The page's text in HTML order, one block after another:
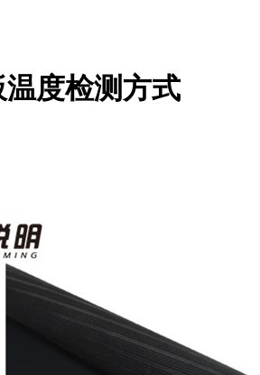
度检测方式